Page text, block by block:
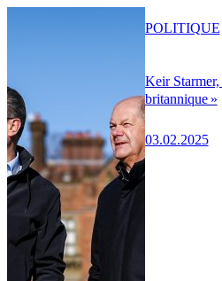
Keir
britannique »
03.02.2025
POLITIQUE